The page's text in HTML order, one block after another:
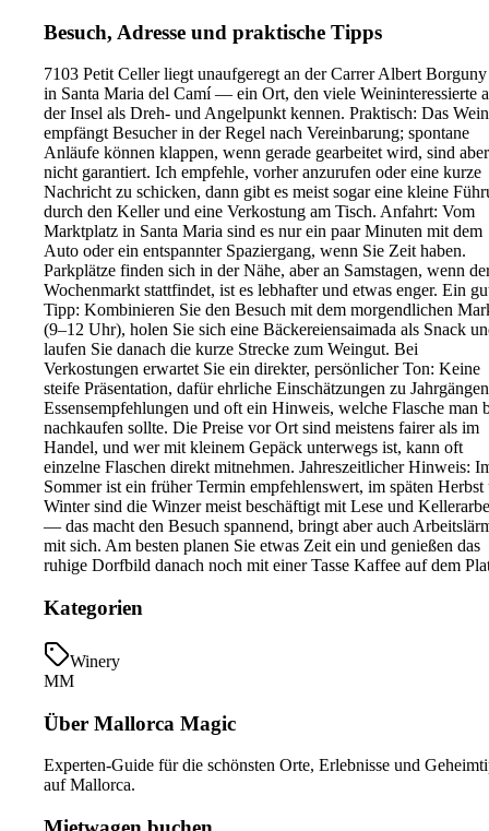
Besuch, Adresse und praktische Tipps
7103 Petit Celler liegt unaufgeregt an der Carrer Albert
in Santa Maria del Camí — ein Ort, den viele Weininteressierte
der Insel als Dreh- und Angelpunkt kennen. Praktisch: Das
empfängt Besucher in der Regel nach Vereinbarung; spontane
Anläufe können klappen, wenn gerade gearbeitet wird, sind aber
nicht garantiert. Ich empfehle, vorher anzurufen oder eine kurze
Nachricht zu schicken, dann gibt es meist sogar eine kleine
durch den Keller und eine Verkostung am Tisch. Anfahrt: Vom
Marktplatz in Santa Maria sind es nur ein paar Minuten mit dem
Auto oder ein entspannter Spaziergang, wenn Sie Zeit haben.
Parkplätze finden sich in der Nähe, aber an Samstagen, wenn
Wochenmarkt stattfindet, ist es lebhafter und etwas enger. Ein
Tipp: Kombinieren Sie den Besuch mit dem morgendlichen
(9–12 Uhr), holen Sie sich eine Bäckereiensaimada als Snack
laufen Sie danach die kurze Strecke zum Weingut. Bei
Verkostungen erwartet Sie ein direkter, persönlicher Ton: Keine
steife Präsentation, dafür ehrliche Einschätzungen zu
Essensempfehlungen und oft ein Hinweis, welche Flasche man
nachkaufen sollte. Die Preise vor Ort sind meistens fairer als im
Handel, und wer mit kleinem Gepäck unterwegs ist, kann oft
einzelne Flaschen direkt mitnehmen. Jahreszeitlicher Hinweis:
Sommer ist ein früher Termin empfehlenswert, im späten Herbst
Winter sind die Winzer meist beschäftigt mit Lese und
— das macht den Besuch spannend, bringt aber auch
mit sich. Am besten planen Sie etwas Zeit ein und genießen das
ruhige Dorfbild danach noch mit einer Tasse Kaffee auf dem
Kategorien
Winery
MM
Über Mallorca Magic
Experten-Guide für die schönsten Orte, Erlebnisse und
auf Mallorca.